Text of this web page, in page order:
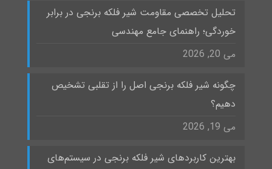
تحلیل تخصصی مقاومت شیر فلکه برنجی در برابر
خوردگی؛ راهنمای جامع مهندسی
می 20, 2026
چگونه شیر فلکه برنجی اصل را از تقلبی تشخیص
دهیم؟
می 19, 2026
بهترین کاربردهای شیر فلکه برنجی در سیستم‌های